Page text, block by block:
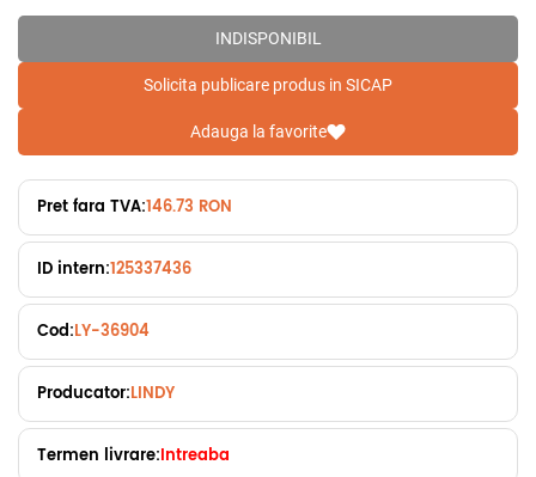
INDISPONIBIL
Solicita publicare produs in SICAP
Adauga la favorite
Pret fara TVA:146.73 RON
ID intern:125337436
Cod:LY-36904
Producator:LINDY
Termen livrare:Intreaba